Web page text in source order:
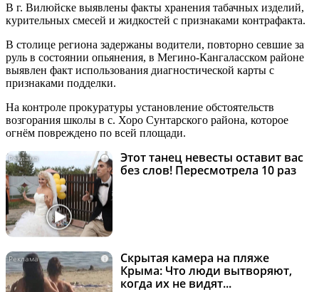
В г. Вилюйске выявлены факты хранения табачных изделий,
курительных смесей и жидкостей с признаками контрафакта.
В столице региона задержаны водители, повторно севшие за
руль в состоянии опьянения, в Мегино-Кангаласском районе
выявлен факт использования диагностической карты с
признаками подделки.
На контроле прокуратуры установление обстоятельств
возгорания школы в с. Хоро Сунтарского района, которое
огнём повреждено по всей площади.
i
Этот танец невесты оставит вас
без слов! Пересмотрела 10 раз
i
Скрытая камера на пляже
Крыма: Что люди вытворяют,
когда их не видят...